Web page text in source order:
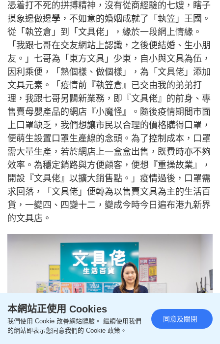
憑着打不死的拼搏精神，沒有從商經驗的七嫂，瞎子
摸象邊做邊學，不如意的婚姻成就了「執笠」王國。
從「執笠倉」到「文具佬」，緣於一段網上情緣。
「我跟七哥在交友網站上認識，之後便結婚、生小朋
友。」七哥為「東方文具」少東，自小與文具為伍，
因利乘便，「熟個樣、做個樣」，為「文具佬」添加
文具元素。「疫情前『執笠倉』已交由我的弟弟打
理，我跟七哥另闢新業務，即『文具佬』的前身、專
售賣母嬰產品的網店『小魔怪』。隨後疫情期間市面
上口罩缺乏，我們想讓市民以合理的價格購得口罩，
便萌生設置口罩生產線的念頭。為了控制成本，口罩
需大量生產，若於網店上一盒盒出售，既費時亦不夠
效率。為穩定銷路與方便顧客，便想『重操故業』，
開設『文具佬』以擴大銷售點。」疫情過後，口罩需
求回落，「文具佬」便轉為以售賣文具為主的生活百
貨，一變四、四變十二，變成今時今日遍布港九新界
的文具店。
本網站正使用 Cookies
我們使用 Cookie 改善網站體驗。 繼續使用我們
的網站即表示您同意我們的 Cookie 政策。
同意及關閉